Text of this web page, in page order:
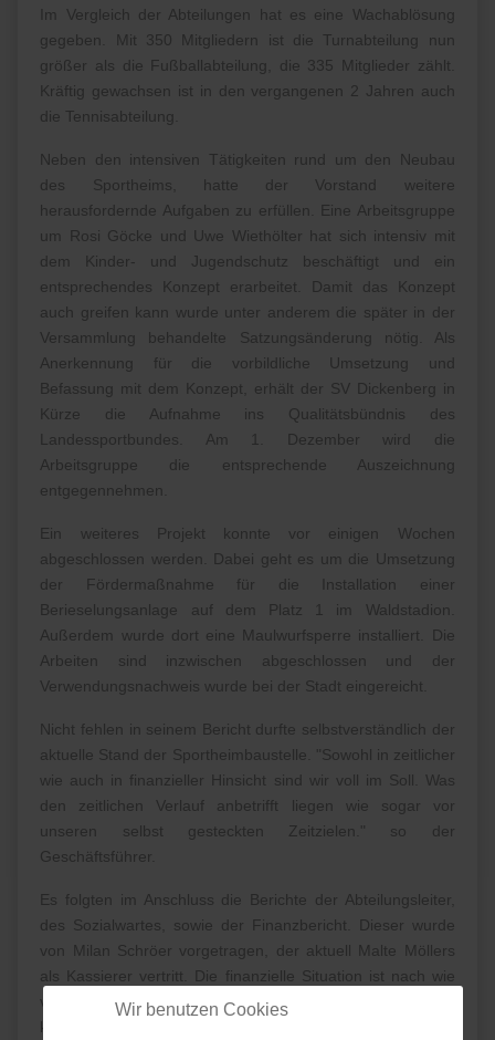
Im Vergleich der Abteilungen hat es eine Wachablösung
gegeben. Mit 350 Mitgliedern ist die Turnabteilung nun
größer als die Fußballabteilung, die 335 Mitglieder zählt.
Kräftig gewachsen ist in den vergangenen 2 Jahren auch
die Tennisabteilung.
Neben den intensiven Tätigkeiten rund um den Neubau
des Sportheims, hatte der Vorstand weitere
herausfordernde Aufgaben zu erfüllen. Eine Arbeitsgruppe
um Rosi Göcke und Uwe Wiethölter hat sich intensiv mit
dem Kinder- und Jugendschutz beschäftigt und ein
entsprechendes Konzept erarbeitet. Damit das Konzept
auch greifen kann wurde unter anderem die später in der
Versammlung behandelte Satzungsänderung nötig. Als
Anerkennung für die vorbildliche Umsetzung und
Befassung mit dem Konzept, erhält der SV Dickenberg in
Kürze die Aufnahme ins Qualitätsbündnis des
Landessportbundes. Am 1. Dezember wird die
Arbeitsgruppe die entsprechende Auszeichnung
entgegennehmen.
Ein weiteres Projekt konnte vor einigen Wochen
abgeschlossen werden. Dabei geht es um die Umsetzung
der Fördermaßnahme für die Installation einer
Berieselungsanlage auf dem Platz 1 im Waldstadion.
Außerdem wurde dort eine Maulwurfsperre installiert. Die
Arbeiten sind inzwischen abgeschlossen und der
Verwendungsnachweis wurde bei der Stadt eingereicht.
Nicht fehlen in seinem Bericht durfte selbstverständlich der
aktuelle Stand der Sportheimbaustelle. "Sowohl in zeitlicher
wie auch in finanzieller Hinsicht sind wir voll im Soll. Was
den zeitlichen Verlauf anbetrifft liegen wie sogar vor
unseren selbst gesteckten Zeitzielen." so der
Geschäftsführer.
Es folgten im Anschluss die Berichte der Abteilungsleiter,
des Sozialwartes, sowie der Finanzbericht. Dieser wurde
von Milan Schröer vorgetragen, der aktuell Malte Möllers
als Kassierer vertritt. Die finanzielle Situation ist nach wie
vor sehr positiv. Die Rücklagen für kommende Projekte
konnten in 2023 weiter aufgestockt werden. In seiner
Wir benutzen Cookies